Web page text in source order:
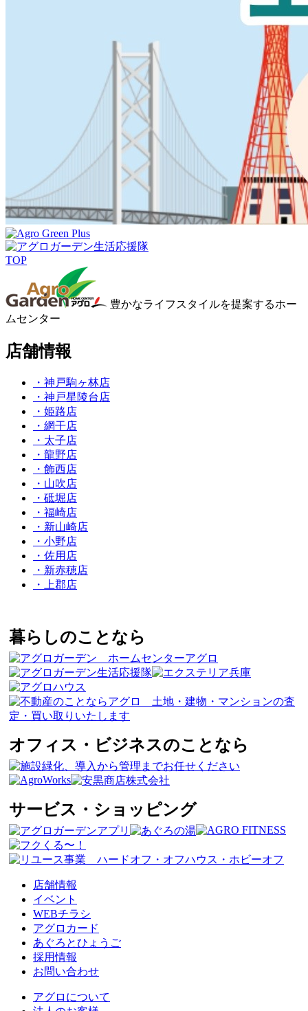
TOP
豊かなライフスタイルを提案するホー
ムセンター
店舗情報
・神戸駒ヶ林店
・神戸星陵台店
・姫路店
・網干店
・太子店
・龍野店
・飾西店
・山吹店
・砥堀店
・福崎店
・新山崎店
・小野店
・佐用店
・新赤穂店
・上郡店
暮らしのことなら
オフィス・ビジネスのことなら
サービス・ショッピング
店舗情報
イベント
WEBチラシ
アグロカード
あぐろとひょうご
採用情報
お問い合わせ
アグロについて